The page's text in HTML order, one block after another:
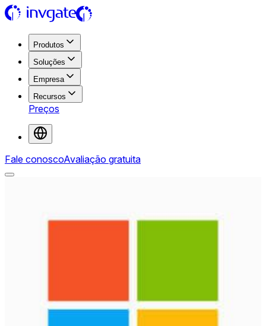
Produtos
Soluções
Empresa
Recursos
Preços
Fale conoscoAvaliação gratuita